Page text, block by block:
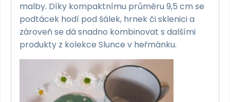
malby. Díky kompaktnímu průměru 9,5 cm se
podtácek hodí pod šálek, hrnek či sklenici a
zároveň se dá snadno kombinovat s dalšími
produkty z kolekce Slunce v heřmánku.